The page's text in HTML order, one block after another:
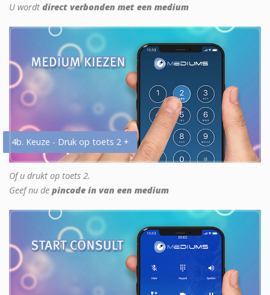
U wordt direct verbonden met een medium
4b. Keuze - Druk op toets 2 +
Of u drukt op toets 2.
Geef nu de pincode in van een medium